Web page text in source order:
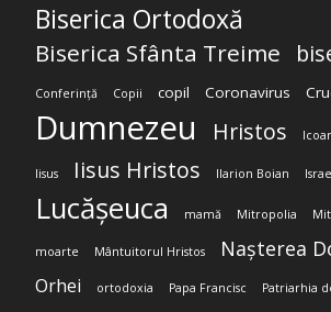
Biserica Ortodoxă
Biserica Sfânta Treime
Conferință Copii copil Coronavirus
Dumnezeu Hristos
Iisus Iisus Hristos Ilarion Boian
Lucășeuca mamă Mitropolia
moarte Mântuitorul Hristos Nașterea
Orhei ortodoxia Papa Francisc Patriarhia